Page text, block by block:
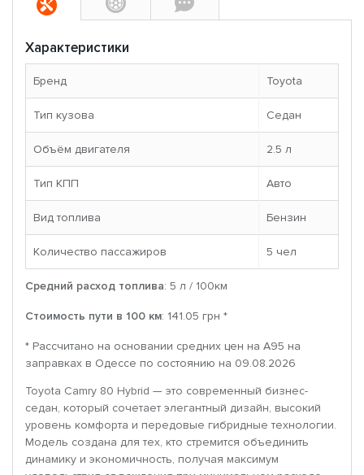
Характеристики
Бренд Toyota
Тип кузова Седан
Объём двигателя 2.5 л
Тип КПП Авто
Вид топлива Бензин
Количество пассажиров 5 чел
Средний расход топлива: 5 л / 100км
Стоимость пути в 100 км: 141.05 грн *
* Рассчитано на основании средних цен на A95 на
заправках в Одессе по состоянию на 09.08.2026
Toyota Camry 80 Hybrid — это современный бизнес-
седан, который сочетает элегантный дизайн, высокий
уровень комфорта и передовые гибридные технологии.
Модель создана для тех, кто стремится объединить
динамику и экономичность, получая максимум